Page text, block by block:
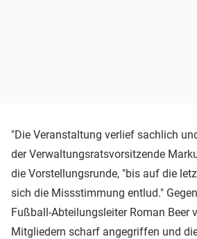
"Die Veranstaltung verlief sachlich
der Verwaltungsratsvorsitzende
die Vorstellungsrunde, "bis auf die
sich die Missstimmung entlud."
Fußball-Abteilungsleiter Roman Beer
Mitgliedern scharf angegriffen und